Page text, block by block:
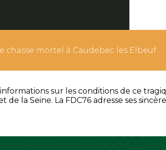
chasse mortel à Caudebec les Elbeuf
sur les conditions de ce
la Seine. La FDC76 adresse ses